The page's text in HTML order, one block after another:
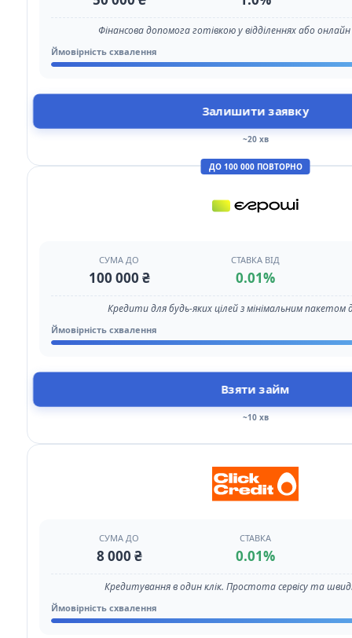
Фінансова допомога готівкою у відділеннях або онлайн
Ймовірність схвалення
Залишити заявку
~20 хв
ДО 100 000 ПОВТОРНО
СУМА ДО
100 000 ₴
СТАВКА ВІД
0.01%
Кредити для будь-яких цілей з мінімальним пакетом
Ймовірність схвалення
Взяти займ
~10 хв
СУМА ДО
8 000 ₴
СТАВКА
0.01%
Кредитування в один клік. Простота сервісу та
Ймовірність схвалення